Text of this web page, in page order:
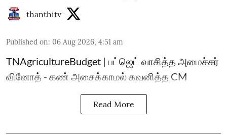
thanthitv
Published on: 06 Aug 2026, 4:51 am
TNAgricultureBudget | பட்ஜெட் வாசித்த அமைச்சர்
வினோத் - கண் அசைக்காமல் கவனித்த CM
Read More